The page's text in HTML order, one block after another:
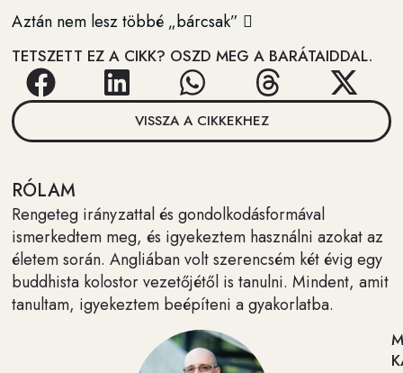
Aztán nem lesz többé „bárcsak” 
TETSZETT EZ A CIKK? OSZD MEG A BARÁTAIDDAL.
VISSZA A CIKKEKHEZ
RÓLAM
Rengeteg irányzattal és gondolkodásformával
ismerkedtem meg, és igyekeztem használni azokat az
életem során. Angliában volt szerencsém két évig egy
buddhista kolostor vezetőjétől is tanulni. Mindent, amit
tanultam, igyekeztem beépíteni a gyakorlatba.